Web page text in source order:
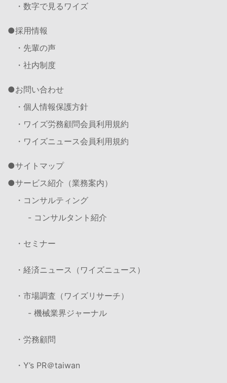
・数字で見るワイズ
採用情報
・先輩の声
・社内制度
お問い合わせ
・個人情報保護方針
・ワイズ労務顧問会員利用規約
・ワイズニュース会員利用規約
サイトマップ
サービス紹介（業務案内）
・コンサルティング
- コンサルタント紹介
・セミナー
・経済ニュース（ワイズニュース）
・市場調査（ワイズリサーチ）
- 機械業界ジャーナル
・労務顧問
・Y’s PR＠taiwan